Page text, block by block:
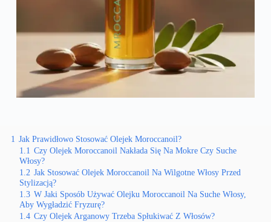
1 Jak Prawidłowo Stosować Olejek Moroccanoil?
1.1 Czy Olejek Moroccanoil Nakłada Się Na Mokre Czy Suche
Włosy?
1.2 Jak Stosować Olejek Moroccanoil Na Wilgotne Włosy Przed
Stylizacją?
1.3 W Jaki Sposób Używać Olejku Moroccanoil Na Suche Włosy,
Aby Wygładzić Fryzurę?
1.4 Czy Olejek Arganowy Trzeba Spłukiwać Z Włosów?